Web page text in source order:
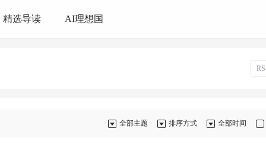
精选导读 AI理想国
全部时间
排序方式
全部主题